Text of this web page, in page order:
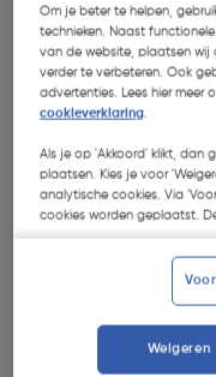
€ 2,75| Excl. btw
Kies productvariant(3)
Voeg 6 stuks toe
Om je beter te helpen,
technieken. Naast
van de website, plaatsen wij
verder te verbeteren. Ook
advertenties. Lees hier meer
cookieverklaring.
Als je op 'Akkoord' klikt, dan
plaatsen. Kies je voor
analytische cookies. Via
cookies worden geplaatst.
Weigeren